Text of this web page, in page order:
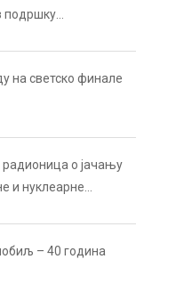
подршку
на светско финале
о јачању
и нуклеарне
– 40 година